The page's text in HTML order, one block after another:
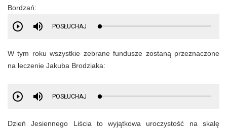
Bordzań:
POSŁUCHAJ
W tym roku wszystkie zebrane fundusze zostaną przeznaczone
na leczenie Jakuba Brodziaka:
POSŁUCHAJ
Dzień Jesiennego Liścia to wyjątkowa uroczystość na skalę